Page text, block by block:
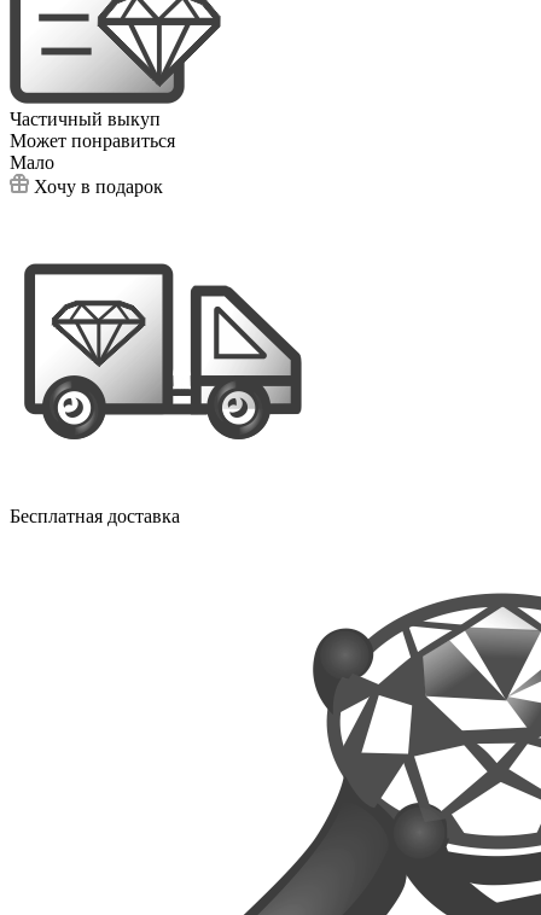
Частичный выкуп
Может понравиться
Мало
Хочу в подарок
Бесплатная доставка